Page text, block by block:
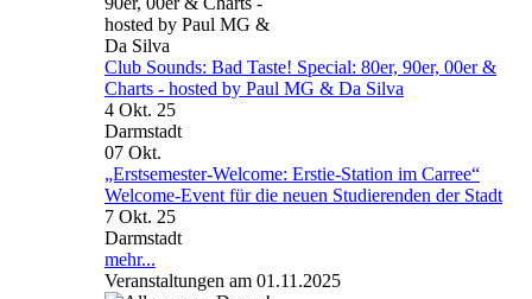
Club Sounds: Bad Taste! Special: 80er, 90er, 00er &
Charts - hosted by Paul MG & Da Silva
4 Okt. 25
Darmstadt
07 Okt.
„Erstsemester-Welcome: Erstie-Station im Carree“
Welcome-Event für die neuen Studierenden der Stadt
7 Okt. 25
Darmstadt
mehr...
Veranstaltungen am 01.11.2025